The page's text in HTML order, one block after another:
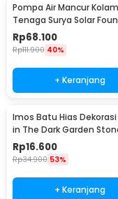
Pompa Air Mancur Kolam
Tenaga Surya Solar
7V 1.5W 200L/H - GY-D-
Rp68.100
Rp111.900 40%
+ Keranjang
Imos Batu Hias
in The Dark Garden
PCS - HC0043
Rp16.600
Rp34.900 53%
+ Keranjang